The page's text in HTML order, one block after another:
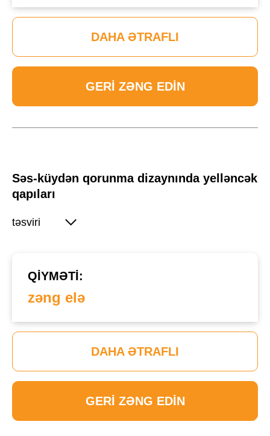
DAHA ƏTRAFLI
GERI ZƏNG EDIN
Səs-küydən qorunma dizaynında yelləncək
qapıları
təsviri
QIYMƏTI:
zəng elə
DAHA ƏTRAFLI
GERI ZƏNG EDIN